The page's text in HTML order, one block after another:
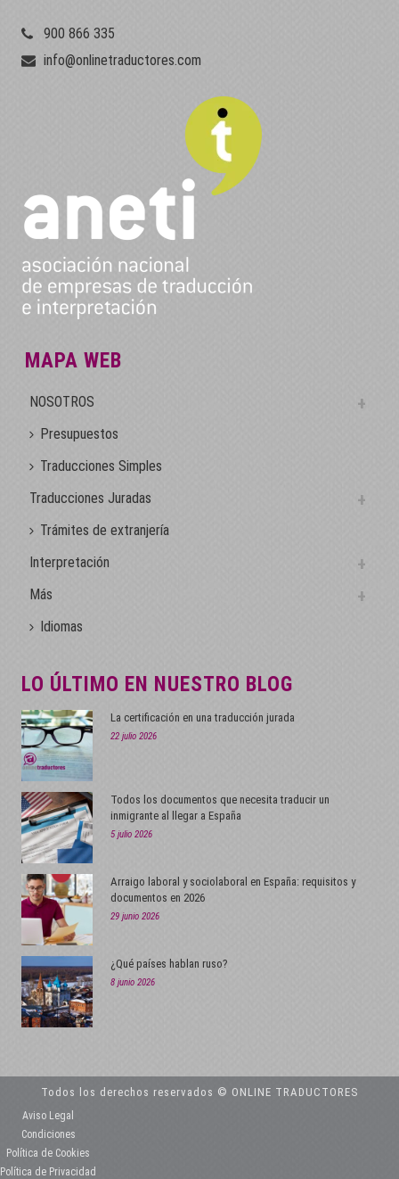
900 866 335
info@onlinetraductores.com
MAPA WEB
NOSOTROS
Presupuestos
Traducciones Simples
Traducciones Juradas
Trámites de extranjería
Interpretación
Más
Idiomas
LO ÚLTIMO EN NUESTRO BLOG
La certificación en una traducción jurada
22 julio 2026
Todos los documentos que necesita traducir un
inmigrante al llegar a España
5 julio 2026
Arraigo laboral y sociolaboral en España: requisitos y
documentos en 2026
29 junio 2026
¿Qué países hablan ruso?
8 junio 2026
Todos los derechos reservados © ONLINE TRADUCTORES
Aviso Legal
Condiciones
Política de Cookies
Política de Privacidad